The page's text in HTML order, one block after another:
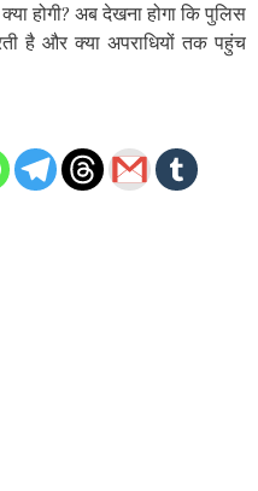
होगी? अब देखना होगा कि पुलिस
है और क्या अपराधियों तक पहुंच